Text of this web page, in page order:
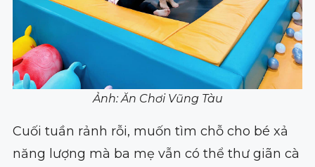
Ảnh: Ăn Chơi Vũng Tàu
Cuối tuần rảnh rỗi, muốn tìm chỗ cho bé xả
năng lượng mà ba mẹ vẫn có thể thư giãn cà